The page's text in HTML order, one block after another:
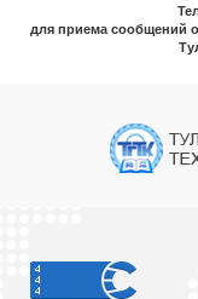
для приема сообщений о